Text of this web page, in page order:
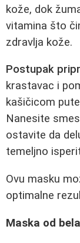
kože, dok
vitamina što
zdravlja kože.
Postupak
krastavac i
kašičicom
Nanesite
ostavite da
temeljno
Ovu masku
optimalne
Maska od